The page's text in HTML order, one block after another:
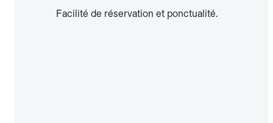
Facilité de réservation et ponctualité.